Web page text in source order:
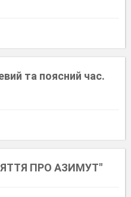
та поясний час.
ПРО АЗИМУТ"